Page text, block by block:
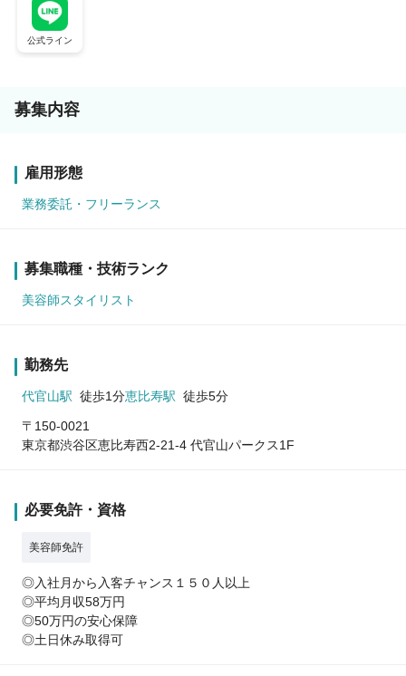
公式ライン
募集内容
雇用形態
業務委託・フリーランス
募集職種・技術ランク
美容師スタイリスト
勤務先
代官山駅 徒歩1分恵比寿駅 徒歩5分
〒150-0021
東京都渋谷区恵比寿西2-21-4 代官山パークス1F
必要免許・資格
美容師免許
◎入社月から入客チャンス１５０人以上
◎平均月収58万円
◎50万円の安心保障
◎土日休み取得可